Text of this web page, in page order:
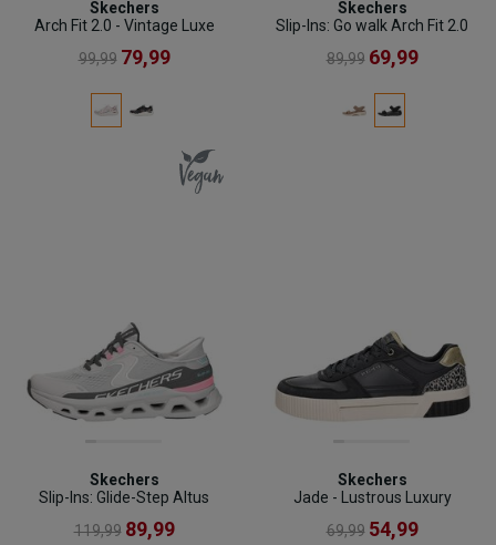
Skechers
Arch Fit 2.0 - Vintage Luxe
99,99 79,99
Skechers
Slip-Ins: Go walk Arch Fit 2.0
89,99 69,99
Skechers
Slip-Ins: Glide-Step Altus
119,99 89,99
Skechers
Jade - Lustrous Luxury
69,99 54,99